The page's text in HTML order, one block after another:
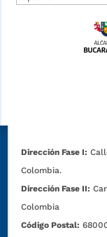
Dirección Fase I:
Colombia.
Dirección Fase II:
Colombia
Código Postal: